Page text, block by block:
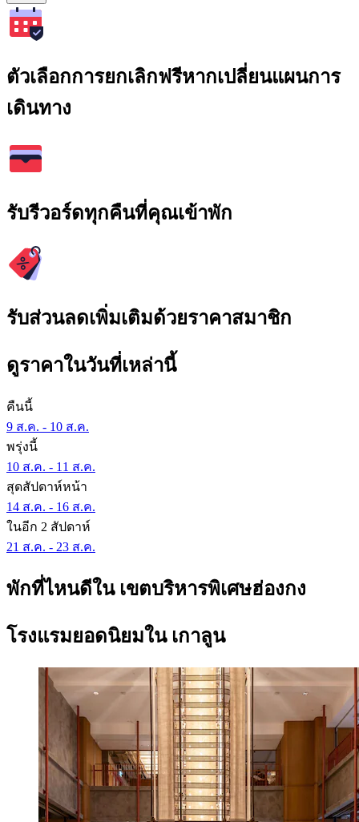
ตัวเลือกการยกเลิกฟรีหากเปลี่ยนแผนการ
เดินทาง
รับรีวอร์ดทุกคืนที่คุณเข้าพัก
รับส่วนลดเพิ่มเติมด้วยราคาสมาชิก
ดูราคาในวันที่เหล่านี้
คืนนี้
9 ส.ค. - 10 ส.ค.
พรุ่งนี้
10 ส.ค. - 11 ส.ค.
สุดสัปดาห์หน้า
14 ส.ค. - 16 ส.ค.
ในอีก 2 สัปดาห์
21 ส.ค. - 23 ส.ค.
พักที่ไหนดีใน เขตบริหารพิเศษฮ่องกง
โรงแรมยอดนิยมใน เกาลูน